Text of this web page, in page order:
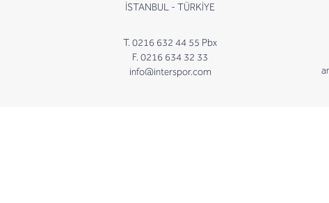
İSTANBUL - TÜRKİYE
T. 0216 632 44 55 Pbx
F. 0216 634 32 33
info@interspor.com